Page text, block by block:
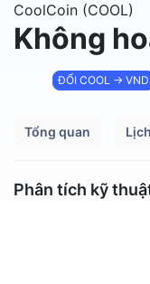
CoolCoin (COOL)
Không
ĐỔI COOL → VND
Tổng quan
Phân tích kỹ